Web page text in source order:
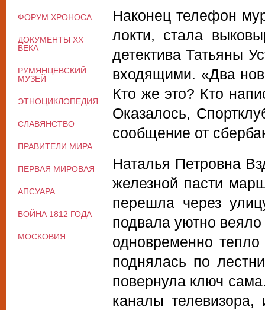
Наконец телефон
локти, стала
детектива Татьяны
входящими. «Два
Кто же это? Кто
Оказалось,
сообщение от
Наталья Петровна
железной пасти
перешла через
подвала уютно
одновременно
поднялась по
повернула ключ
каналы телевизора,
ФОРУМ ХРОНОСА
ДОКУМЕНТЫ XX
ВЕКА
РУМЯНЦЕВСКИЙ
МУЗЕЙ
ЭТНОЦИКЛОПЕДИЯ
СЛАВЯНСТВО
ПРАВИТЕЛИ МИРА
ПЕРВАЯ МИРОВАЯ
АПСУАРА
ВОЙНА 1812 ГОДА
МОСКОВИЯ